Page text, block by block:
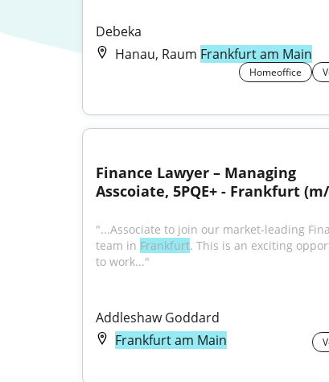
Debeka
Hanau, Raum Frankfurt am Main
Homeoffice
Finance Lawyer – Managing
Asscoiate, 5PQE+ - Frankfurt
"...Associate to join our market-leading
team in Frankfurt. This is an exciting
to work..."
Addleshaw Goddard
Frankfurt am Main